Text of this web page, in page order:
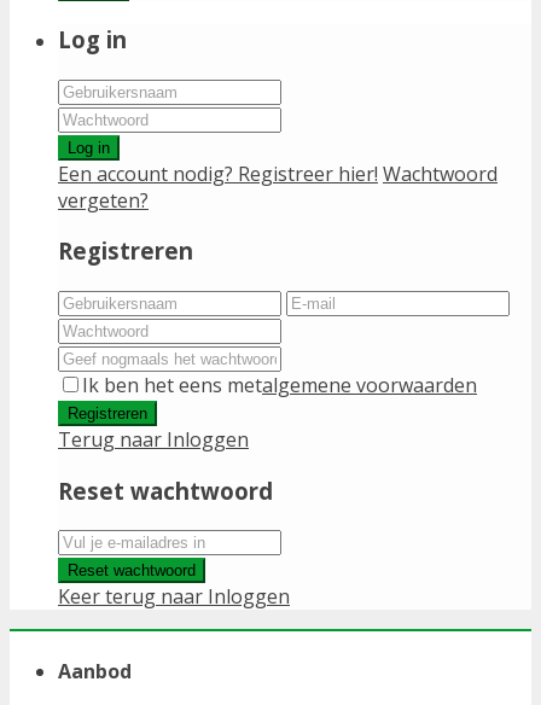
Log in
Log in
Een account nodig? Registreer hier! Wachtwoord
vergeten?
Registreren
Ik ben het eens metalgemene voorwaarden
Registreren
Terug naar Inloggen
Reset wachtwoord
Reset wachtwoord
Keer terug naar Inloggen
Aanbod